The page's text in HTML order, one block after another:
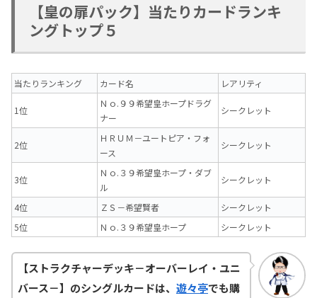
【皇の扉パック】当たりカードランキ
ングトップ５
当たりランキング カード名 レアリティ
1位
Ｎｏ.９９希望皇ホープドラグ
ナー
シークレット
2位
ＨＲＵＭ－ユートピア・フォ
ース
シークレット
3位
Ｎｏ.３９希望皇ホープ・ダブ
ル
シークレット
4位 ＺＳ－希望賢者
シークレット
5位
Ｎｏ.３９希望皇ホープ シークレット
【ストラクチャーデッキ－オーバーレイ・ユニ
バース－】のシングルカードは、 遊々亭でも購